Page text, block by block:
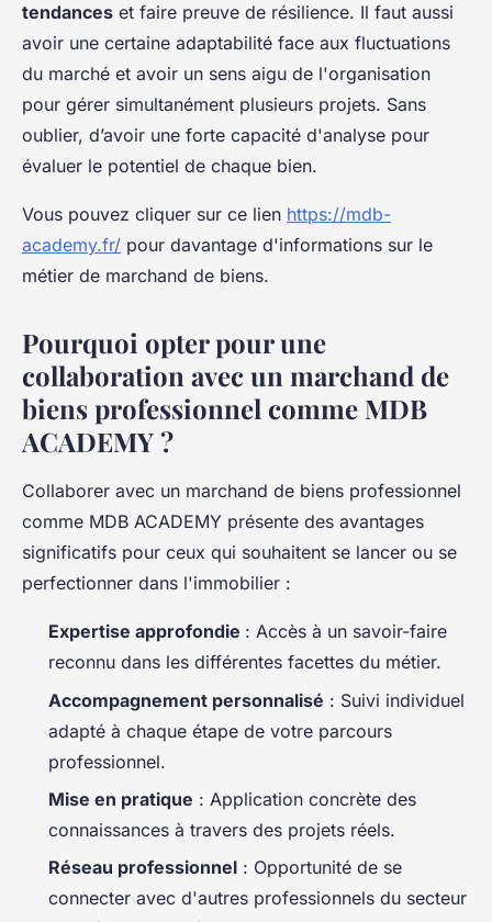
tendances et faire preuve de résilience. Il faut aussi
avoir une certaine adaptabilité face aux fluctuations
du marché et avoir un sens aigu de l'organisation
pour gérer simultanément plusieurs projets. Sans
oublier, d’avoir une forte capacité d'analyse pour
évaluer le potentiel de chaque bien.
Vous pouvez cliquer sur ce lien https://mdb-
academy.fr/ pour davantage d'informations sur le
métier de marchand de biens.
Pourquoi opter pour une
collaboration avec un marchand de
biens professionnel comme MDB
ACADEMY ?
Collaborer avec un marchand de biens professionnel
comme MDB ACADEMY présente des avantages
significatifs pour ceux qui souhaitent se lancer ou se
perfectionner dans l'immobilier :
Expertise approfondie : Accès à un savoir-faire
reconnu dans les différentes facettes du métier.
Accompagnement personnalisé : Suivi individuel
adapté à chaque étape de votre parcours
professionnel.
Mise en pratique : Application concrète des
connaissances à travers des projets réels.
Réseau professionnel : Opportunité de se
connecter avec d'autres professionnels du secteur